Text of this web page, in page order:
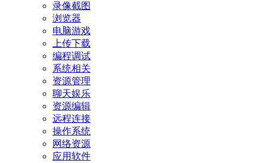
录像截图
浏览器
电脑游戏
上传下载
编程调试
系统相关
资源管理
聊天娱乐
资源编辑
远程连接
操作系统
网络资源
应用软件